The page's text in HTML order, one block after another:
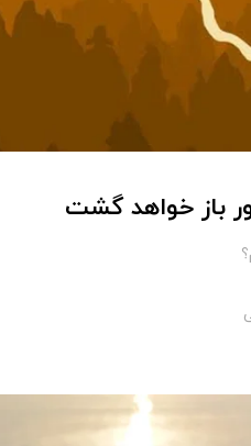
باز خواهد گشت